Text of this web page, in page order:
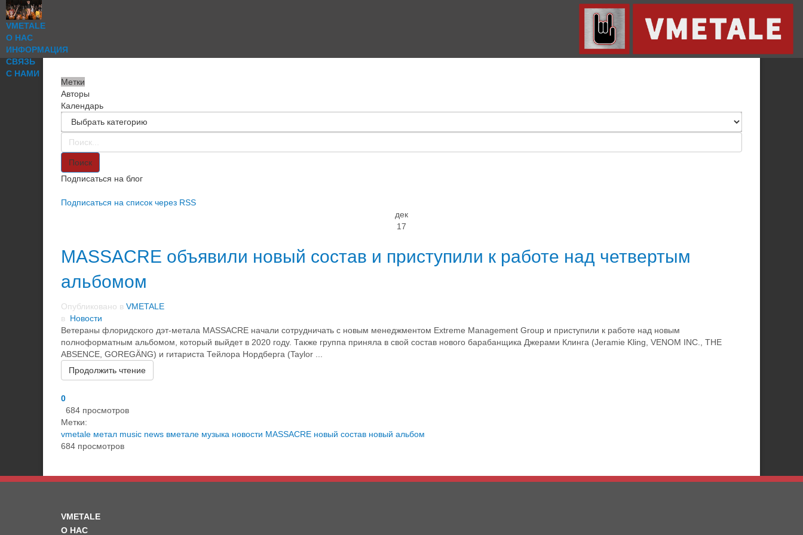
VMETALE
О НАС
ИНФОРМАЦИЯ
СВЯЗЬ
С НАМИ
Метки
Авторы
Календарь
Поиск
Подписаться на блог
Подписаться на список через RSS
дек
17
MASSACRE объявили новый состав и приступили к работе над четвертым
альбомом
Опубликовано в VMETALE
в Новости
Ветераны флоридского дэт-метала MASSACRE начали сотрудничать с новым менеджментом Extreme Management Group и приступили к работе над новым
полноформатным альбомом, который выйдет в 2020 году. Также группа приняла в свой состав нового барабанщика Джерами Клинга (Jeramie Kling, VENOM INC., THE
ABSENCE, GOREGÄNG) и гитариста Тейлора Нордберга (Taylor ...
Продолжить чтение
0
684 просмотров
Метки:
vmetale метал music news вметале музыка новости MASSACRE новый состав новый альбом
684 просмотров
VMETALE
О НАС